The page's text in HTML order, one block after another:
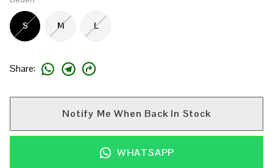
S M L
Share:
Notify Me When Back In Stock
WHATSAPP